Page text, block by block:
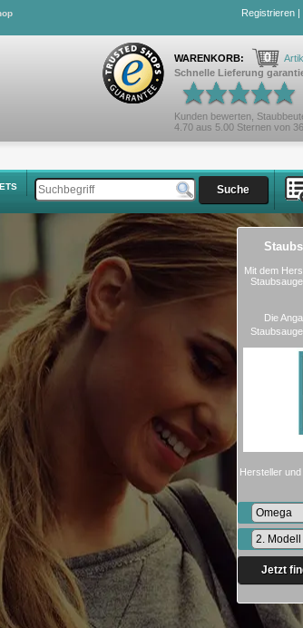
Registrieren |
WARENKORB: 0
Schnelle Lieferung
Kunden bewerten,
4.70 aus 5.00 Sternen von
Mit dem
Die
Hersteller
Jetzt